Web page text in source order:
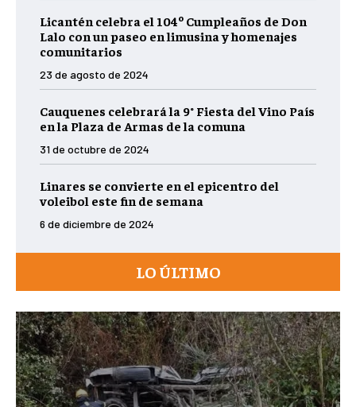
Licantén celebra el 104º Cumpleaños de Don
Lalo con un paseo en limusina y homenajes
comunitarios
23 de agosto de 2024
Cauquenes celebrará la 9° Fiesta del Vino País
en la Plaza de Armas de la comuna
31 de octubre de 2024
Linares se convierte en el epicentro del
voleibol este fin de semana
6 de diciembre de 2024
LO ÚLTIMO